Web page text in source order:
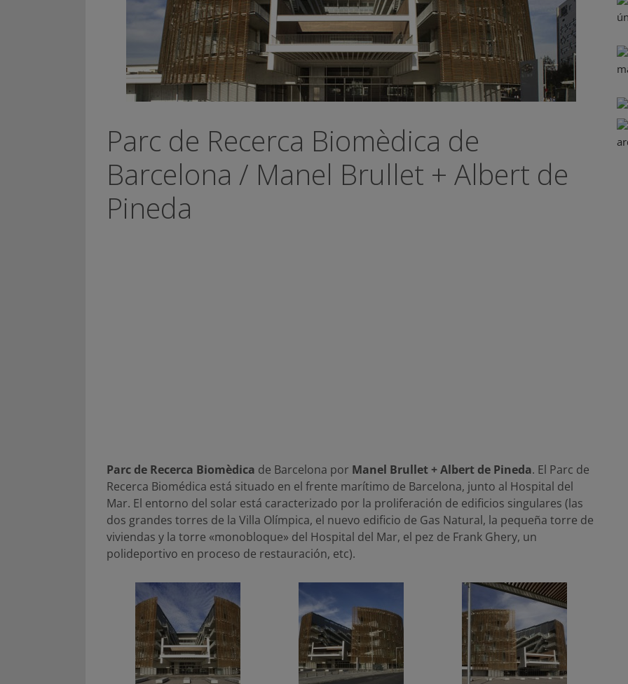
Parc de Recerca Biomèdica de
Barcelona / Manel Brullet + Albert de
Pineda
Parc de Recerca Biomèdica de Barcelona por Manel Brullet + Albert de Pineda. El Parc de
Recerca Biomédica está situado en el frente marítimo de Barcelona, junto al Hospital del
Mar. El entorno del solar está caracterizado por la proliferación de edificios singulares (las
dos grandes torres de la Villa Olímpica, el nuevo edificio de Gas Natural, la pequeña torre de
viviendas y la torre «monobloque» del Hospital del Mar, el pez de Frank Ghery, un
polideportivo en proceso de restauración, etc).